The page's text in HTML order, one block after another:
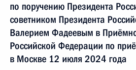
по поручению Президента
советником Президента
Валерием Фадеевым в
Российской Федерации по
в Москве 12 июля 2024 года